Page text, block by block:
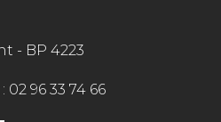
- BP 4223
02 96 33 74 66